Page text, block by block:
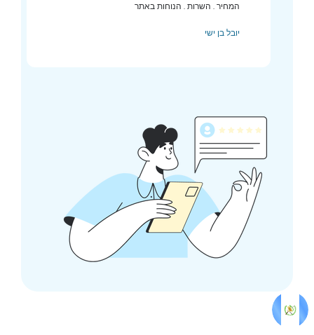
המחיר . השרות . הנוחות באתר
יובל בן ישי